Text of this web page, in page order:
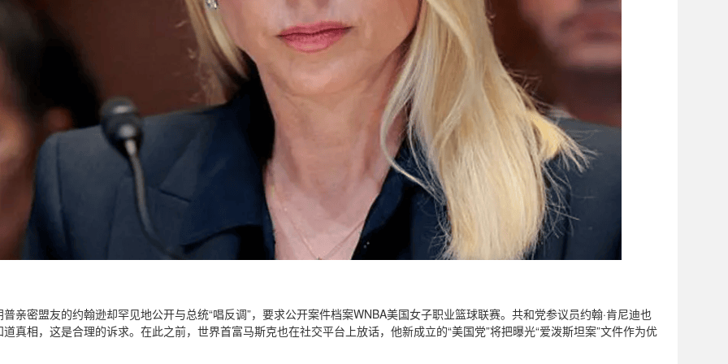
亲密盟友的约翰逊却罕见地公开与总统“唱反调”，要求公开案件档案WNBA美国女子职业篮球联赛。共和党参议员约翰·肯尼迪也
真相，这是合理的诉求。在此之前，世界首富马斯克也在社交平台上放话，他新成立的“美国党”将把曝光“爱泼斯坦案”文件作为优